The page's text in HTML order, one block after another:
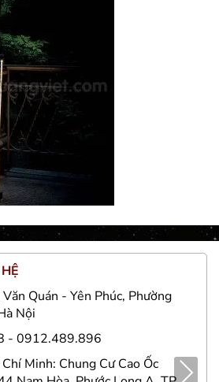
Quán - Yên Phúc, Phường
Nội
- 0912.489.896
Minh: Chung Cư Cao Ốc
Nex